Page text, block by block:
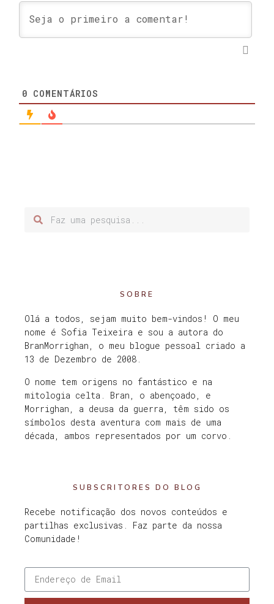
0 COMENTÁRIOS
SOBRE
Olá a todos, sejam muito bem-vindos! O meu
nome é Sofia Teixeira e sou a autora do
BranMorrighan, o meu blogue pessoal criado a
13 de Dezembro de 2008.
O nome tem origens no fantástico e na
mitologia celta. Bran, o abençoado, e
Morrighan, a deusa da guerra, têm sido os
símbolos desta aventura com mais de uma
década, ambos representados por um corvo.
SUBSCRITORES DO BLOG
Recebe notificação dos novos conteúdos e
partilhas exclusivas. Faz parte da nossa
Comunidade!